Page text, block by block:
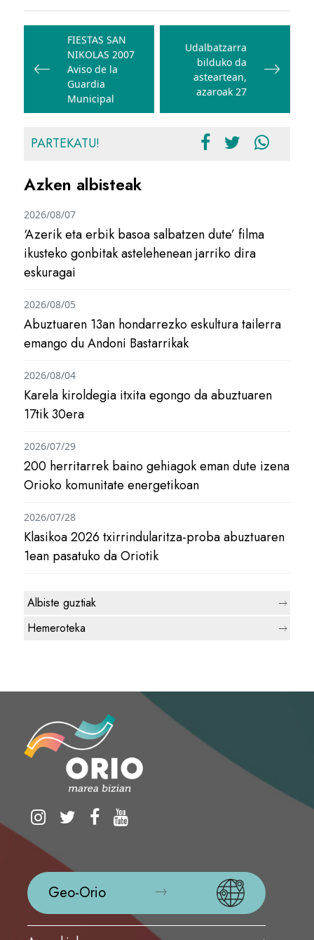
Bidalketetan
zehar
nabigatu
FIESTAS SAN
NIKOLAS 2007
Aviso de la
Guardia
Municipal
Udalbatzarra
bilduko da
asteartean,
azaroak 27
PARTEKATU!
Azken albisteak
‘Azerik eta erbik basoa salbatzen dute’ filma
ikusteko gonbitak astelehenean jarriko dira
eskuragai
2026/08/07
Abuztuaren 13an hondarrezko eskultura tailerra
emango du Andoni Bastarrikak
2026/08/05
Karela kiroldegia itxita egongo da abuztuaren
17tik 30era
2026/08/04
200 herritarrek baino gehiagok eman dute izena
Orioko komunitate energetikoan
2026/07/29
Klasikoa 2026 txirrindularitza-proba abuztuaren
1ean pasatuko da Oriotik
2026/07/28
Albiste guztiak
Hemeroteka
Geo-Orio